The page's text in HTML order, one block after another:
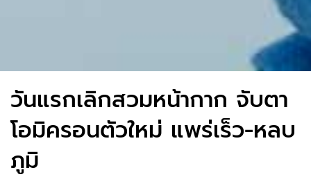
วันแรกเลิกสวมหน้ากาก จับตา
โอมิครอนตัวใหม่ แพร่เร็ว-หลบ
ภูมิ